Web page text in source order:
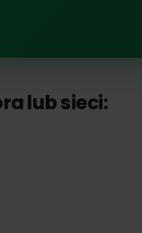
lub sieci: